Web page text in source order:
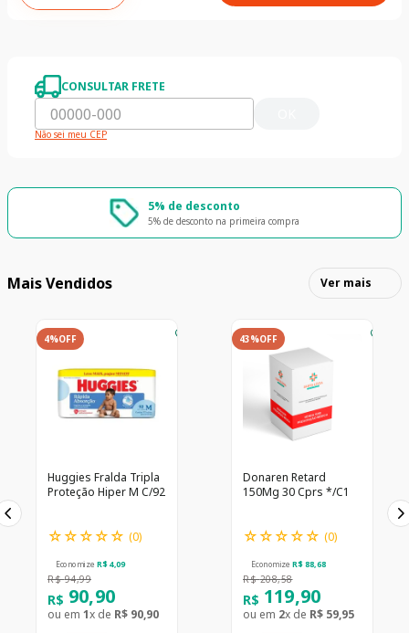
CONSULTAR FRETE
Não sei meu CEP
5% de desconto
5% de desconto na primeira compra
Mais Vendidos Ver mais
4%OFF
Huggies Fralda Tripla
Proteção Hiper M C/92
☆☆☆☆☆ (0)
Economize R$ 4,09
R$ 94,99
R$ 90,90
ou em 1x de R$ 90,90
43%OFF
Donaren Retard
150Mg 30 Cprs */C1
☆☆☆☆☆ (0)
Economize R$ 88,68
R$ 208,58
R$ 119,90
ou em 2x de R$ 59,95